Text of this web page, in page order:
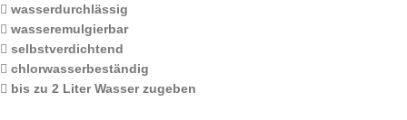
wasserdurchlässig
wasseremulgierbar
selbstverdichtend
chlorwasserbeständig
bis zu 2 Liter Wasser zugeben